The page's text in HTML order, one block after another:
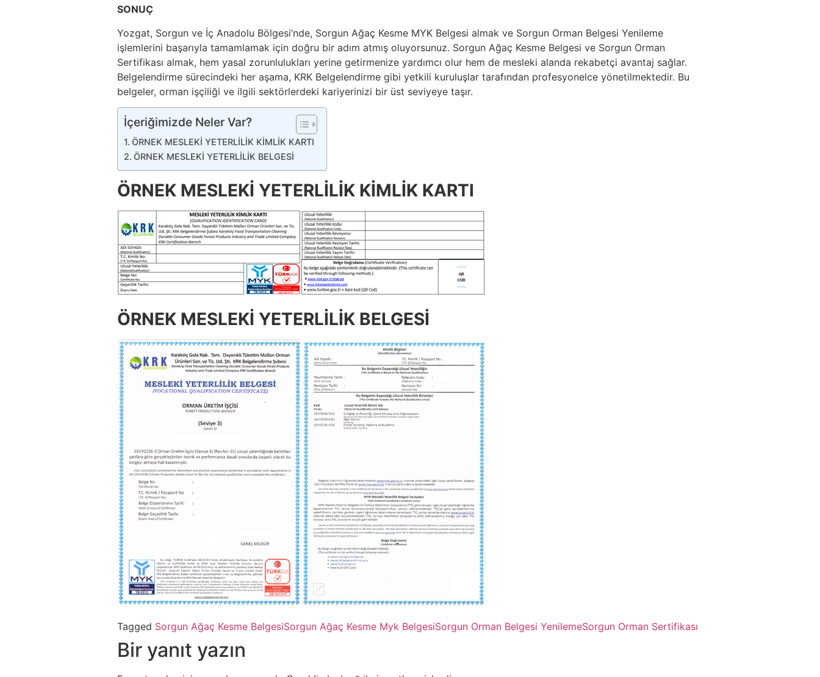
SONUÇ
Yozgat, Sorgun ve İç Anadolu Bölgesi’nde, Sorgun Ağaç Kesme MYK Belgesi almak ve Sorgun Orman Belgesi Yenileme
işlemlerini başarıyla tamamlamak için doğru bir adım atmış oluyorsunuz. Sorgun Ağaç Kesme Belgesi ve Sorgun Orman
Sertifikası almak, hem yasal zorunlulukları yerine getirmenize yardımcı olur hem de mesleki alanda rekabetçi avantaj sağlar.
Belgelendirme sürecindeki her aşama, KRK Belgelendirme gibi yetkili kuruluşlar tarafından profesyonelce yönetilmektedir. Bu
belgeler, orman işçiliği ve ilgili sektörlerdeki kariyerinizi bir üst seviyeye taşır.
İçeriğimizde Neler Var?
ÖRNEK MESLEKİ YETERLİLİK KİMLİK KARTI
ÖRNEK MESLEKİ YETERLİLİK BELGESİ
ÖRNEK MESLEKİ YETERLİLİK KİMLİK KARTI
ÖRNEK MESLEKİ YETERLİLİK BELGESİ
Tagged Sorgun Ağaç Kesme BelgesiSorgun Ağaç Kesme Myk BelgesiSorgun Orman Belgesi YenilemeSorgun Orman Sertifikası
Bir yanıt yazın